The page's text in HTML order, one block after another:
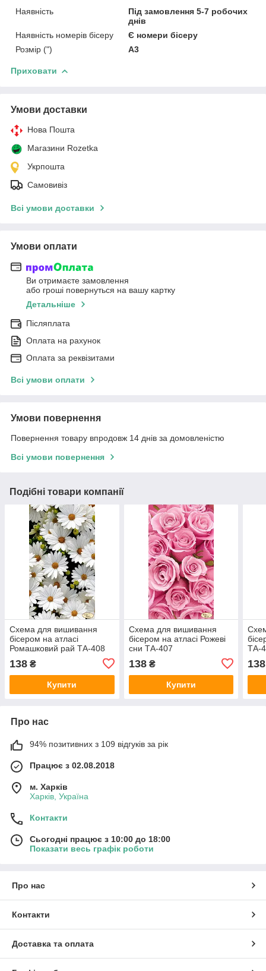
Наявність
Під замовлення 5-7 робочих
днів
Наявність номерів бісеру
Є номери бісеру
Розмір (")
А3
Приховати
Умови доставки
Нова Пошта
Магазини Rozetka
Укрпошта
Самовивіз
Всі умови доставки
Умови оплати
Ви отримаєте замовлення
або гроші повернуться на вашу картку
Детальніше
Післяплата
Оплата на рахунок
Оплата за реквізитами
Всі умови оплати
Умови повернення
Повернення товару впродовж 14 днів за домовленістю
Всі умови повернення
Подібні товари компанії
Схема для вишивання
бісером на атласі
Ромашковий рай ТА-408
138 ₴
Купити
Схема для вишивання
бісером на атласі Рожеві
сни ТА-407
138₴
Купити
ТА-
138
Про нас
94% позитивних з 109 відгуків за рік
Працює з 02.08.2018
м. Харків
Харків, Україна
Контакти
Сьогодні працює з 10:00 до 18:00
Показати весь графік роботи
Про нас
Контакти
Доставка та оплата